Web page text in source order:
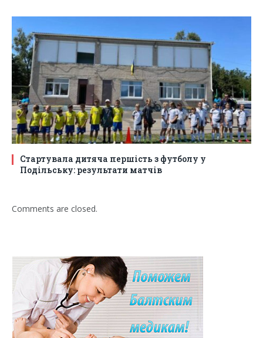
Стартувала дитяча першість з футболу у
Подільську: результати матчів
Comments are closed.